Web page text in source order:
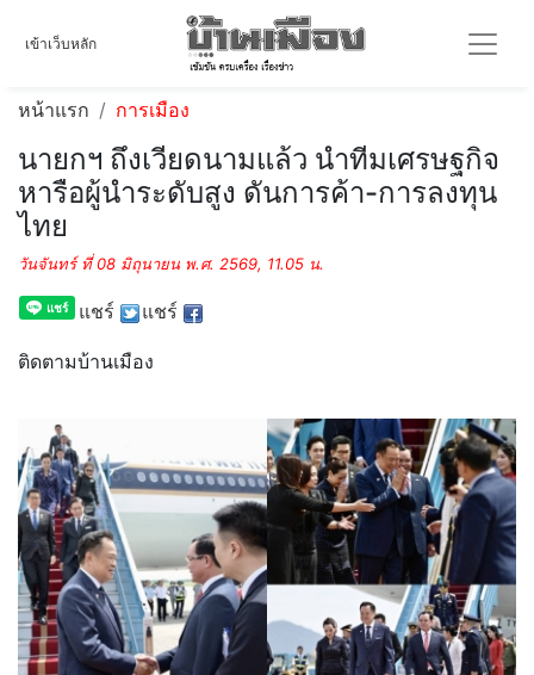
เข้าเว็บหลัก
หน้าแรก การเมือง
นายกฯ ถึงเวียดนามแล้ว นำทีมเศรษฐกิจ
หารือผู้นำระดับสูง ดันการค้า-การลงทุน
ไทย
วันจันทร์ ที่ 08 มิถุนายน พ.ศ. 2569, 11.05 น.
แชร์ แชร์
ติดตามบ้านเมือง